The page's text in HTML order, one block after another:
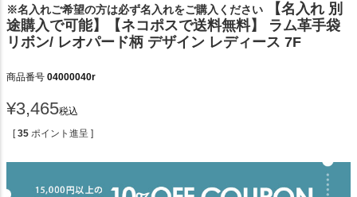
※名入れご希望の方は必ず名入れをご購入ください
【名入れ 別
途購入で可能】【ネコポスで送料無料】 ラム革手袋
リボン/ レオパード柄 デザイン レディース 7F
商品番号 04000040r
¥3,465税込
[ 35 ポイント進呈 ]